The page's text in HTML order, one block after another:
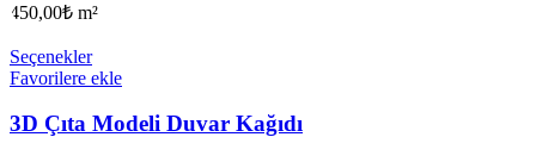
450,00₺ m²
Seçenekler
Favorilere ekle
3D Çıta Modeli Duvar Kağıdı